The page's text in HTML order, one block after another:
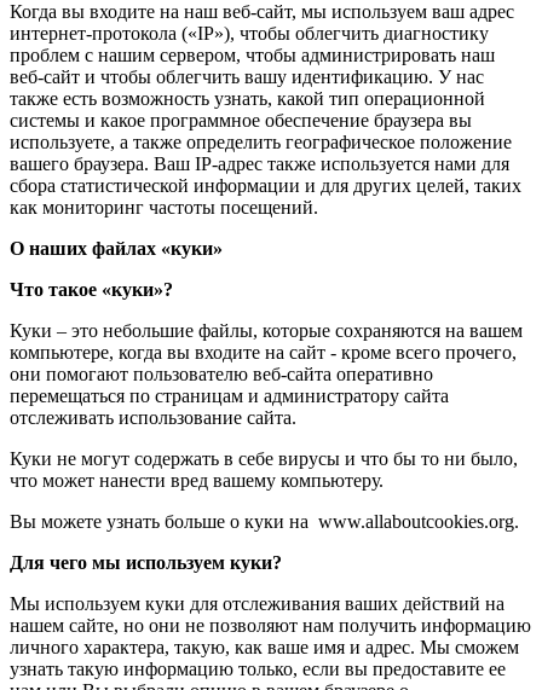
Когда вы входите на наш веб-сайт, мы используем ваш адрес
интернет-протокола («IP»), чтобы облегчить диагностику
проблем с нашим сервером, чтобы администрировать наш
веб-сайт и чтобы облегчить вашу идентификацию. У нас
также есть возможность узнать, какой тип операционной
системы и какое программное обеспечение браузера вы
используете, а также определить географическое положение
вашего браузера. Ваш IP-адрес также используется нами для
сбора статистической информации и для других целей, таких
как мониторинг частоты посещений.
О наших файлах «куки»
Что такое «куки»?
Куки – это небольшие файлы, которые сохраняются на вашем
компьютере, когда вы входите на сайт - кроме всего прочего,
они помогают пользователю веб-сайта оперативно
перемещаться по страницам и администратору сайта
отслеживать использование сайта.
Куки не могут содержать в себе вирусы и что бы то ни было,
что может нанести вред вашему компьютеру.
Вы можете узнать больше о куки на www.allaboutcookies.org.
Для чего мы используем куки?
Мы используем куки для отслеживания ваших действий на
нашем сайте, но они не позволяют нам получить информацию
личного характера, такую, как ваше имя и адрес. Мы сможем
узнать такую информацию только, если вы предоставите ее